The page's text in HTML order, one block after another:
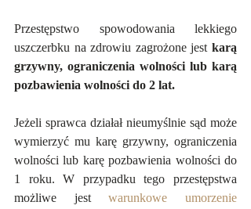
Przestępstwo spowodowania lekkiego
uszczerbku na zdrowiu zagrożone jest karą
grzywny, ograniczenia wolności lub karą
pozbawienia wolności do 2 lat.
Jeżeli sprawca działał nieumyślnie sąd może
wymierzyć mu karę grzywny, ograniczenia
wolności lub karę pozbawienia wolności do
1 roku. W przypadku tego przestępstwa
możliwe jest warunkowe umorzenie